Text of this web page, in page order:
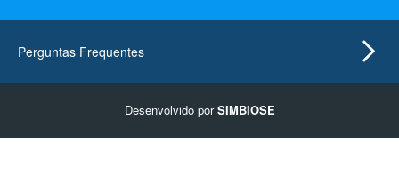
Perguntas Frequentes
Desenvolvido porSIMBIOSE